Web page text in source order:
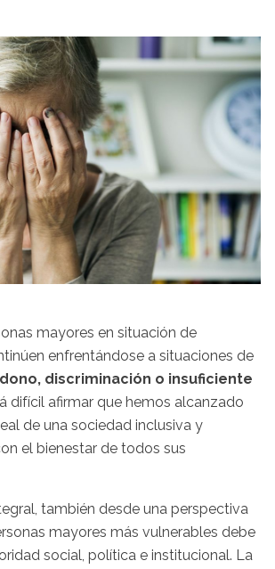
mayores en situación de
enfrentándose a situaciones de
discriminación o insuficiente
difícil afirmar que hemos alcanzado
de una sociedad inclusiva y
el bienestar de todos sus
también desde una perspectiva
mayores más vulnerables debe
social, política e institucional. La